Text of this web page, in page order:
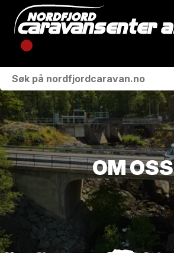
OM OSS